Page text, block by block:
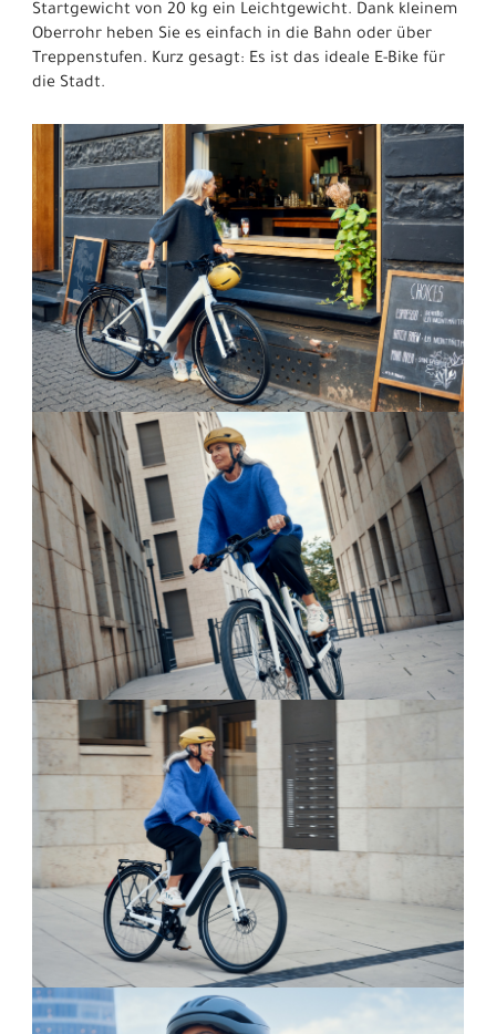
Startgewicht von 20 kg ein Leichtgewicht. Dank kleinem
Oberrohr heben Sie es einfach in die Bahn oder über
Treppenstufen. Kurz gesagt: Es ist das ideale E-Bike für
die Stadt.